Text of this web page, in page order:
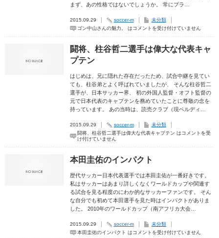
まず、あの性格ではないでしょうか。 常にプラ…
2015.09.29 soccer-m
未分類
ゴン中山さんの魅力。 はコメントを受け付けていません
闘将、柱谷哲二選手は偉大な代表キャ
プテン
はじめは、兄に隠れた存在だったため、試合中継を見てい
ても、柱谷弟とよく呼ばれていましたが、 そんな柱谷哲二
選手が、日本サッカー界、 初の外国人監督・オフト監督の
元で日本代表のキャプテンを務めていたことに尊敬の念を
持っています。 あの当時は、読売クラブ（現ベルディ…
2015.09.29 soccer-m
未分類
闘将、柱谷哲二選手は偉大な代表キャプテン はコメントを受
け付けていません
本田圭佑のインパクト
歴代サッカー日本代表選手では本田圭佑が一番好きです。
私はサッカーはあまり詳しくなくワールドカップや関連す
る試合を見る程度のにわか的なサッカーファンです。 そん
な自分でも初めて本田選手を見た時はインパクトがありま
した。 2010年のワールドカップ（南アフリカ大会…
2015.09.29 soccer-m
未分類
本田圭佑のインパクト はコメントを受け付けていません